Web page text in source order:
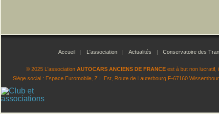
Accueil | L'association | Actualités | Conservatoire des
© 2025 L'association AUTOCARS ANCIENS DE FRANCE est à but non lucratif,
Siège social : Espace Euromobile, Z.I. Est, Route de Lauterbourg F-67160